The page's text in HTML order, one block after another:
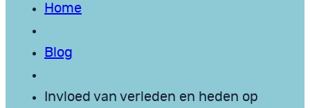
Home
Blog
Invloed van verleden en heden op